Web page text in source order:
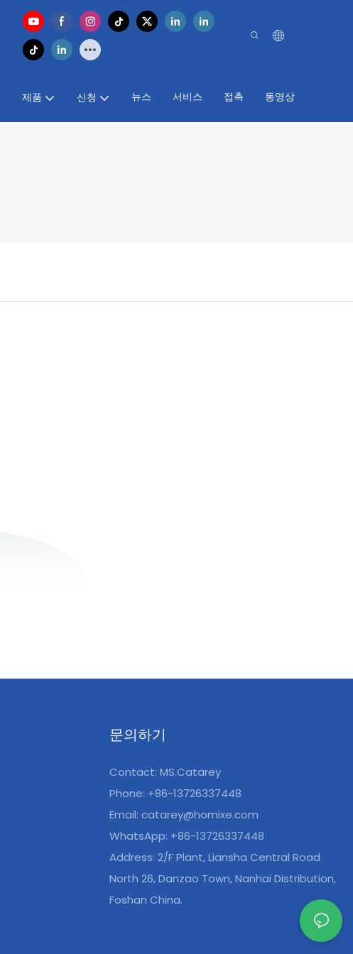
제품 신청 뉴스 서비스 접촉 동영상
문의하기
Contact: MS.Catarey
Phone: +86-13726337448
Email:catarey@homixe.com
WhatsApp: +86-13726337448
Address: 2/F Plant, Liansha Central Road
North 26, Danzao Town, Nanhai Distribution,
Foshan China.